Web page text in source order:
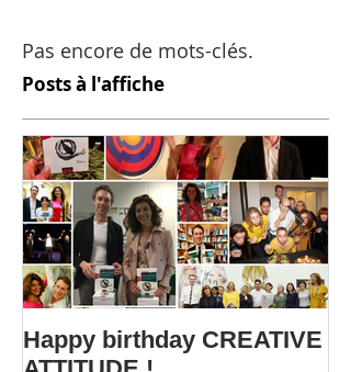
Posts à l'affiche
Happy birthday CREATIVE
Pas encore de mots-clés.